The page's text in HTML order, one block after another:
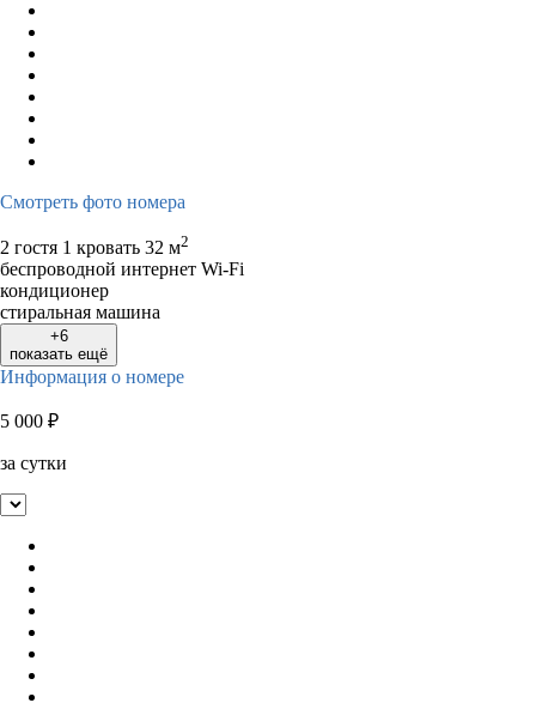
Смотреть фото номера
2 гостя 1 кровать 32 м2
беспроводной интернет Wi-Fi
кондиционер
стиральная машина
+6
показать ещё
Информация о номере
5 000 ₽
за сутки